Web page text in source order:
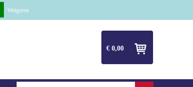
€ 0,00
Weigeren